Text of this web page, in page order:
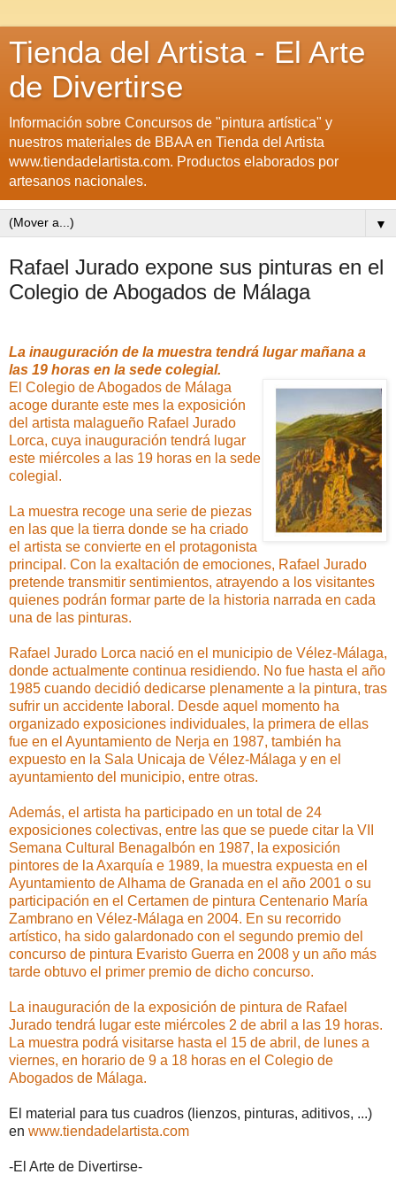
Tienda del Artista - El Arte
de Divertirse
Información sobre Concursos de "pintura artística" y
nuestros materiales de BBAA en Tienda del Artista
www.tiendadelartista.com. Productos elaborados por
artesanos nacionales.
▼
Rafael Jurado expone sus pinturas en el
Colegio de Abogados de Málaga
La inauguración de la muestra tendrá lugar mañana a
las 19 horas en la sede colegial.
El Colegio de Abogados de Málaga
acoge durante este mes la exposición
del artista malagueño Rafael Jurado
Lorca, cuya inauguración tendrá lugar
este miércoles a las 19 horas en la sede
colegial.
La muestra recoge una serie de piezas
en las que la tierra donde se ha criado
el artista se convierte en el protagonista
principal. Con la exaltación de emociones, Rafael Jurado
pretende transmitir sentimientos, atrayendo a los visitantes
quienes podrán formar parte de la historia narrada en cada
una de las pinturas.
Rafael Jurado Lorca nació en el municipio de Vélez-Málaga,
donde actualmente continua residiendo. No fue hasta el año
1985 cuando decidió dedicarse plenamente a la pintura, tras
sufrir un accidente laboral. Desde aquel momento ha
organizado exposiciones individuales, la primera de ellas
fue en el Ayuntamiento de Nerja en 1987, también ha
expuesto en la Sala Unicaja de Vélez-Málaga y en el
ayuntamiento del municipio, entre otras.
Además, el artista ha participado en un total de 24
exposiciones colectivas, entre las que se puede citar la VII
Semana Cultural Benagalbón en 1987, la exposición
pintores de la Axarquía e 1989, la muestra expuesta en el
Ayuntamiento de Alhama de Granada en el año 2001 o su
participación en el Certamen de pintura Centenario María
Zambrano en Vélez-Málaga en 2004. En su recorrido
artístico, ha sido galardonado con el segundo premio del
concurso de pintura Evaristo Guerra en 2008 y un año más
tarde obtuvo el primer premio de dicho concurso.
La inauguración de la exposición de pintura de Rafael
Jurado tendrá lugar este miércoles 2 de abril a las 19 horas.
La muestra podrá visitarse hasta el 15 de abril, de lunes a
viernes, en horario de 9 a 18 horas en el Colegio de
Abogados de Málaga.
El material para tus cuadros (lienzos, pinturas, aditivos, ...)
en www.tiendadelartista.com
-El Arte de Divertirse-